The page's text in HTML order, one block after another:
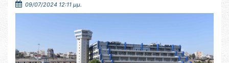
09/07/2024 12:11 μμ.